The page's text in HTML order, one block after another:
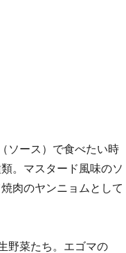
ソース）で食べたい時
。マスタード風味のソ
肉のヤンニョムとして
野菜たち。エゴマの